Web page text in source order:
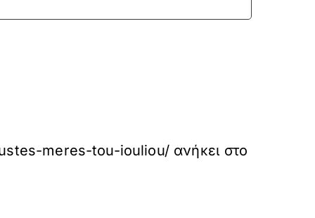
meres-tou-iouliou/ανήκει στο